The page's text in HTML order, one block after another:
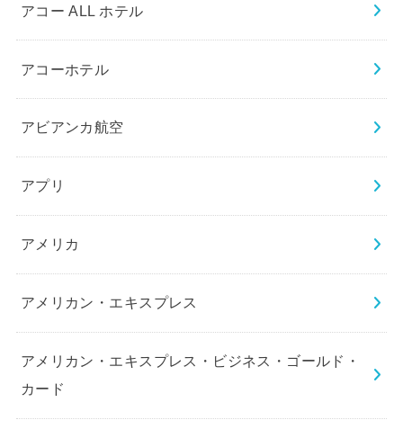
アコー ALL ホテル
アコーホテル
アビアンカ航空
アプリ
アメリカ
アメリカン・エキスプレス
アメリカン・エキスプレス・ビジネス・ゴールド・
カード